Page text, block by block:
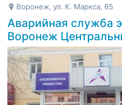
Воронеж, ул. К. Маркса, 65
Аварийная служба
Воронеж